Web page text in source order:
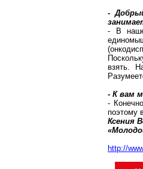
-
- В
(
взять.
- К вам
-
поэтому
Ксения
http://